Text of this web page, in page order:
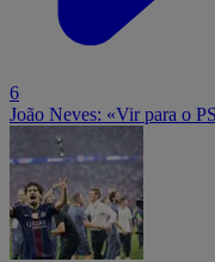
6
João Neves: «Vir para o